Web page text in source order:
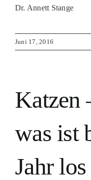
Dr. Annett Stange
Juni 17, 2016
Katzen
was ist
Jahr los